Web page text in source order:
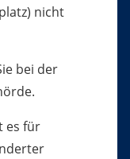
nicht
bei der
es für